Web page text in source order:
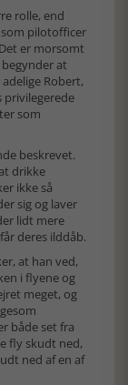
rolle, end
som pilotofficer
er morsomt
at
Robert,
privilegerede
som
beskrevet.
drikke
ikke så
sig og laver
lidt mere
deres ilddåb.
at han ved,
i flyene og
meget, og
både set fra
fly skudt ned,
ned af en af